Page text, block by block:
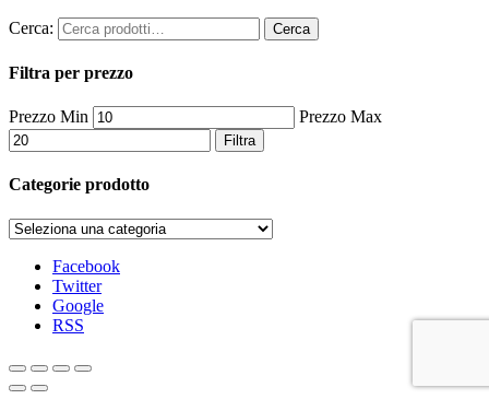
Cerca: Cerca
Filtra per prezzo
Prezzo Min Prezzo Max
Filtra
Categorie prodotto
Facebook
Twitter
Google
RSS